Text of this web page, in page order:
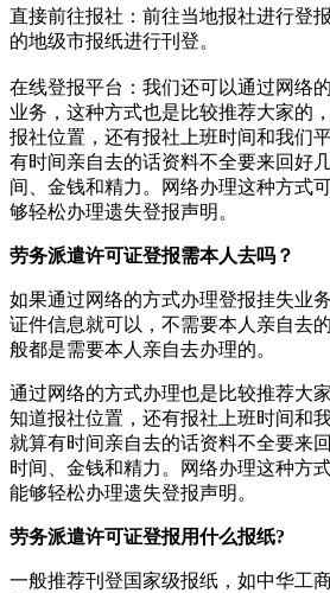
直接前往报社‌：‌前往当地报社进行登
的地级市报纸进行刊登。‌
在线登报平台‌：‌我们还可以通过网络
业务，这种方式也是比较推荐大家的
报社位置，还有报社上班时间和我们
有时间亲自去的话资料不全要来回好
间、金钱和精力。网络办理这种方式
够轻松办理遗失登报声明。
劳务派遣许可证登报需本人去吗？
如果通过网络的方式办理登报挂失业
证件信息就可以，不需要本人亲自去
般都是需要本人亲自去办理的。
通过网络的方式办理也是比较推荐大
知道报社位置，还有报社上班时间和
就算有时间亲自去的话资料不全要来
时间、金钱和精力。网络办理这种方
能够轻松办理遗失登报声明。
劳务派遣许可证登报用什么报纸?
一般推荐刊登国家级报纸，如中华工